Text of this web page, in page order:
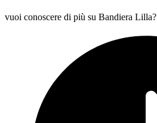
vuoi conoscere di più su Bandiera Lilla?